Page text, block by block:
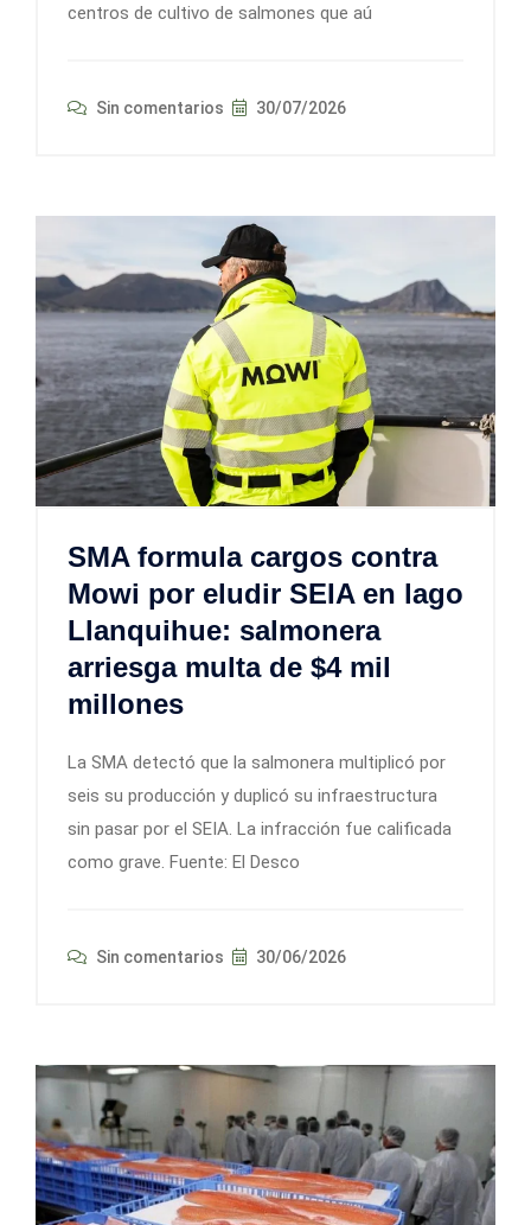
centros de cultivo de salmones que aú
Sin comentarios 30/07/2026
SMA formula cargos contra
Mowi por eludir SEIA en lago
Llanquihue: salmonera
arriesga multa de $4 mil
millones
La SMA detectó que la salmonera multiplicó por
seis su producción y duplicó su infraestructura
sin pasar por el SEIA. La infracción fue calificada
como grave. Fuente: El Desco
Sin comentarios 30/06/2026